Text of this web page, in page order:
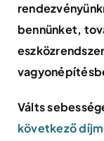
bennünket,
Válts
következő